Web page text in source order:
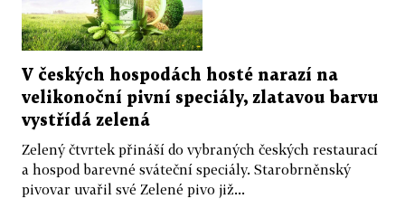
V českých hospodách hosté narazí na
velikonoční pivní speciály, zlatavou barvu
vystřídá zelená
Zelený čtvrtek přináší do vybraných českých restaurací
a hospod barevné sváteční speciály. Starobrněnský
pivovar uvařil své Zelené pivo již...